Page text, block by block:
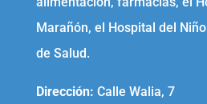
Marañón, el Hospital del
de Salud.
Dirección: Calle Walia, 7